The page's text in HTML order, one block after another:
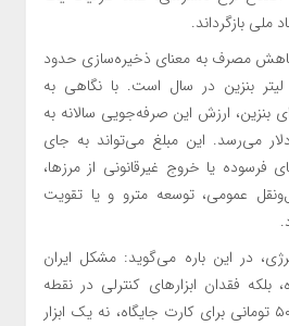
ملی بازگرداند.
کاهش مصرف به معنای ذخیره‌سازی حدود
و ۲۸۵ میلیون لیتر بنزین در سال است. با نگاهی به
ارزش این صرفه‌جویی سالانه به
۲ میلیارد دلار می‌رسد. این مبلغ می‌تواند به جای
یا خروج غیرقانونی از مرزها،
عمومی، توسعه مترو و یا تقویت
در این باره می‌گوید: مشکل ایران
بلکه فقدان ابزارهای کنترلی در نقطه
مصرف بوده است. نرخ ۵۰۰۰ تومانی برای کارت جایگاه، نه یک ابزار